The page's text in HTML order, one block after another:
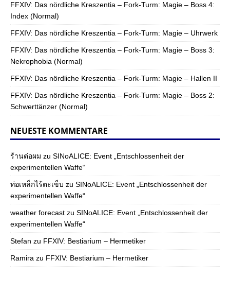
FFXIV: Das nördliche Kreszentia – Fork-Turm: Magie – Boss 4:
Index (Normal)
FFXIV: Das nördliche Kreszentia – Fork-Turm: Magie – Uhrwerk
FFXIV: Das nördliche Kreszentia – Fork-Turm: Magie – Boss 3:
Nekrophobia (Normal)
FFXIV: Das nördliche Kreszentia – Fork-Turm: Magie – Hallen II
FFXIV: Das nördliche Kreszentia – Fork-Turm: Magie – Boss 2:
Schwerttänzer (Normal)
NEUESTE KOMMENTARE
ร้านต่อผม zu SINoALICE: Event „Entschlossenheit der
experimentellen Waffe“
ท่อเหล็กไร้ตะเข็บ zu SINoALICE: Event „Entschlossenheit der
experimentellen Waffe“
weather forecast zu SINoALICE: Event „Entschlossenheit der
experimentellen Waffe“
Stefan zu FFXIV: Bestiarium – Hermetiker
Ramira zu FFXIV: Bestiarium – Hermetiker